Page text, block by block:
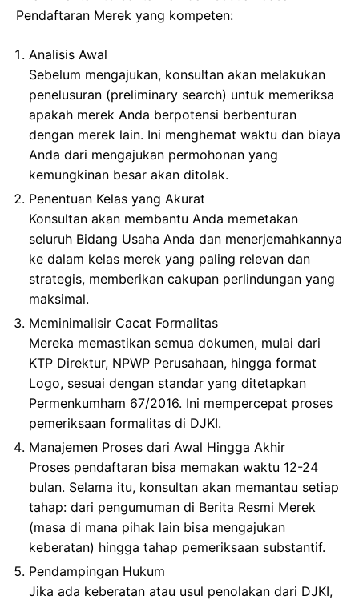
Pendaftaran Merek yang kompeten:
Analisis Awal
Sebelum mengajukan, konsultan akan melakukan
penelusuran (preliminary search) untuk memeriksa
apakah merek Anda berpotensi berbenturan
dengan merek lain. Ini menghemat waktu dan biaya
Anda dari mengajukan permohonan yang
kemungkinan besar akan ditolak.
Penentuan Kelas yang Akurat
Konsultan akan membantu Anda memetakan
seluruh Bidang Usaha Anda dan menerjemahkannya
ke dalam kelas merek yang paling relevan dan
strategis, memberikan cakupan perlindungan yang
maksimal.
Meminimalisir Cacat Formalitas
Mereka memastikan semua dokumen, mulai dari
KTP Direktur, NPWP Perusahaan, hingga format
Logo, sesuai dengan standar yang ditetapkan
Permenkumham 67/2016. Ini mempercepat proses
pemeriksaan formalitas di DJKI.
Manajemen Proses dari Awal Hingga Akhir
Proses pendaftaran bisa memakan waktu 12-24
bulan. Selama itu, konsultan akan memantau setiap
tahap: dari pengumuman di Berita Resmi Merek
(masa di mana pihak lain bisa mengajukan
keberatan) hingga tahap pemeriksaan substantif.
Pendampingan Hukum
Jika ada keberatan atau usul penolakan dari DJKI,